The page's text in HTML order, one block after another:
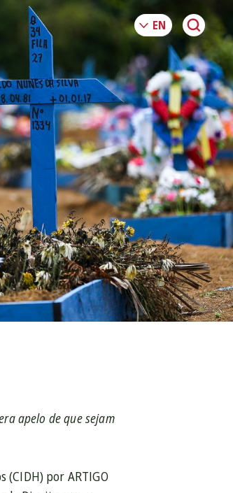
apelo de que sejam
(CIDH) por ARTIGO